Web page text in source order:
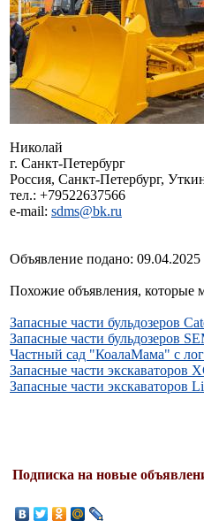
Николай
г. Санкт-Петербург
Россия, Санкт-Петербург,
тел.: +79522637566
e-mail: sdms@bk.ru
Объявление подано:
Похожие объявления, которые
Запасные части бульдозеров
Запасные части бульдозеров
Частный сад "КоалаМама" с
Запасные части экскаваторов
Запасные части экскаваторов
Подписка на новые